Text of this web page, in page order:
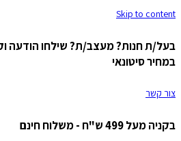
Skip to content
בעל/ת חנות? מעצב/ת? שילחו הודעה
במחיר סיטונאי
צור קשר
בקניה מעל 499 ש"ח - משלוח חינם